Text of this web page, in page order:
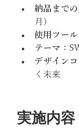
納品までの
月）
使用ツール
テーマ ：
デザイン
く未来
実施内容